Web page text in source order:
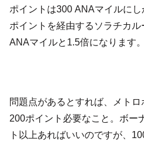
ポイントは300 ANAマイルに
ポイントを経由するソラチカ
ANAマイルと1.5倍になります。
問題点があるとすれば、メト
200ポイント必要なこと。ボー
ト以上あればいいのですが、